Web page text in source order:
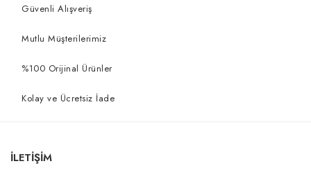
Güvenli Alışveriş
Mutlu Müşterilerimiz
%100 Orijinal Ürünler
Kolay ve Ücretsiz İade
İLETİŞİM